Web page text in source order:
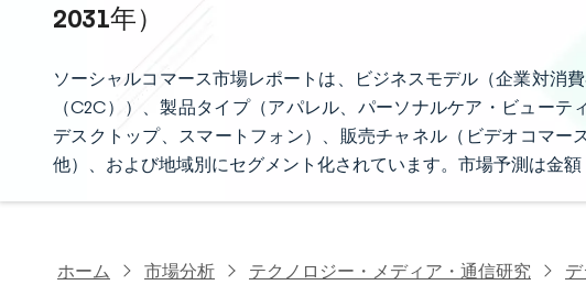
2031年）
ソーシャルコマース市場レポートは、ビジネスモデル（企業対消
（C2C））、製品タイプ（アパレル、パーソナルケア・ビュー
デスクトップ、スマートフォン）、販売チャネル（ビデオコマ
他）、および地域別にセグメント化されています。市場予測は金額
ホーム 市場分析 テクノロジー・メディア・通信研究